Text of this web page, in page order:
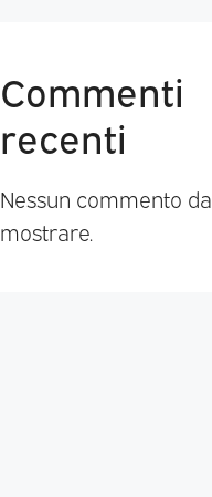
Commenti
recenti
Nessun commento da
mostrare.